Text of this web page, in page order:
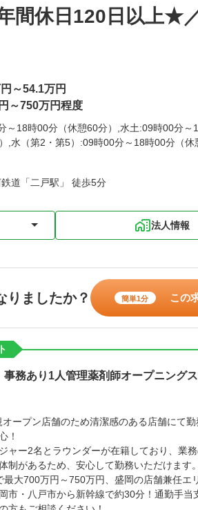
年間休日120日以上
～54.1万円
～750万円程度
～18時00分（休憩60分）,水土:09時00分～
,水（第2・第5）:09時00分～18時00分（休
鉄道「二戸駅」 徒歩5分
法人情報
りましたか？ 簡単1分 この
務あり1人管理薬剤師オープニング
ープン店舗のため清潔感のある店舗にて
！
ャー2名とラウンダーが在籍しており、業
制があるため、安心して勤務いただけます。
最大700万円～750万円、盛岡の店舗兼任エ
市・八戸市から新幹線で約30分！通勤手